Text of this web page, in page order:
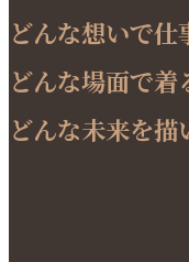
どんな想いで仕
どんな場面で着
どんな未来を描